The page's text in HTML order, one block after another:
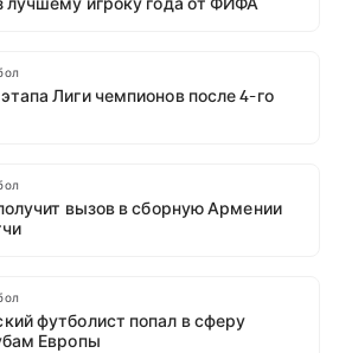
лучшему игроку года от ФИФА
Лиги чемпионов после 4-го
вызов в сборную Армении
футболист попал в сферу
Европы